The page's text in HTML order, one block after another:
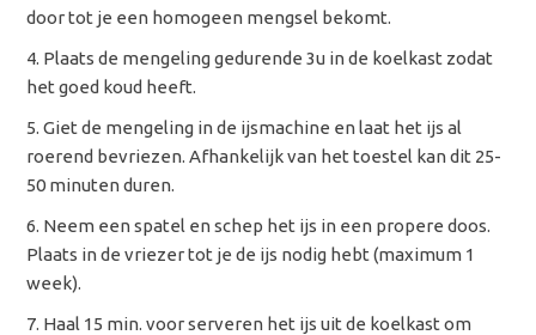
door tot je een homogeen mengsel bekomt.
Plaats de mengeling gedurende 3u in de koelkast zodat
het goed koud heeft.
Giet de mengeling in de ijsmachine en laat het ijs al
roerend bevriezen. Afhankelijk van het toestel kan dit 25-
50 minuten duren.
Neem een spatel en schep het ijs in een propere doos.
Plaats in de vriezer tot je de ijs nodig hebt (maximum 1
week).
Haal 15 min. voor serveren het ijs uit de koelkast om